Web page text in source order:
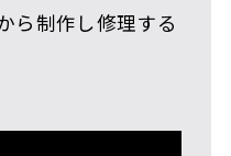
ら制作し修理する